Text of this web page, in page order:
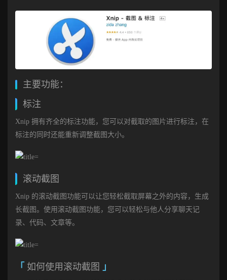
主要功能：
标注
Xnip 拥有齐全的标注功能，您可以对截取的图片进行标注，在
标注的同时还能重新调整截图大小。
滚动截图
Xnip 的滚动截图功能可以让您轻松截取屏幕之外的内容，生成
长截图。使用滚动截图功能，您可以轻松与他人分享聊天记
录、代码、文章等。
如何使用滚动截图